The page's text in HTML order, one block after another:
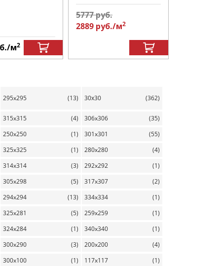
/м2
5777руб.
2889 руб./м2
295x295 (13) 30х30 (362)
315x315 (4) 306x306
(35)
250x250 (1) 301x301
(55)
325x325 (1) 280x280
(4)
314x314 (3) 292x292
(1)
305x298 (5) 317x307
(2)
294x294 (13) 334x334
(1)
325x281 (5) 259x259
(1)
324x284 (1) 340x340
(1)
300x290 (3) 200x200
(4)
300x100 (1) 117x117 (1)